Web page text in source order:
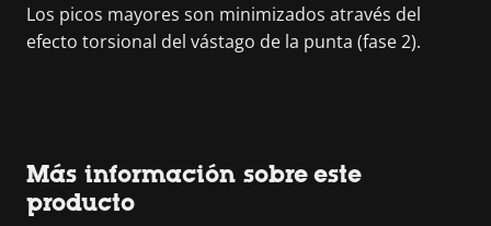
Los picos mayores son minimizados através del
efecto torsional del vástago de la punta (fase 2).
Más información sobre este
producto